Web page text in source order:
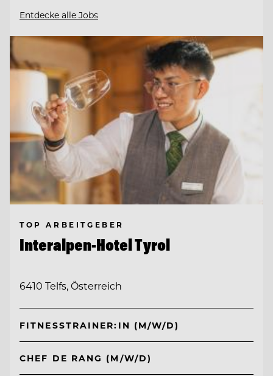
Entdecke alle Jobs
TOP ARBEITGEBER
Interalpen-Hotel Tyrol
6410 Telfs, Österreich
FITNESSTRAINER:IN (M/W/D)
CHEF DE RANG (M/W/D)